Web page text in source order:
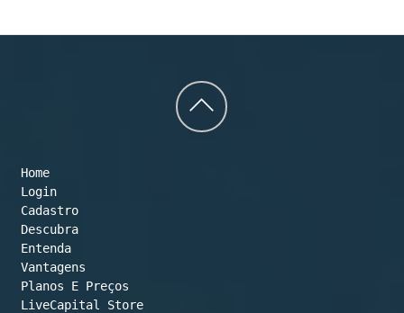
Back
Home
Login
Cadastro
Descubra
Entenda
Vantagens
Planos E Preços
LiveCapital Store